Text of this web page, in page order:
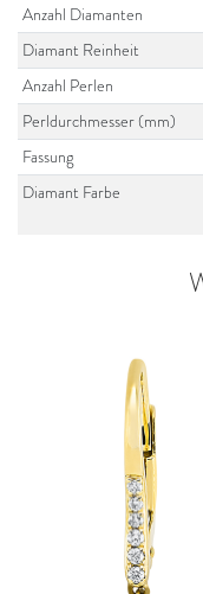
Anzahl Diamanten
Diamant Reinheit
Anzahl Perlen
Perldurchmesser (mm)
Fassung
Diamant Farbe